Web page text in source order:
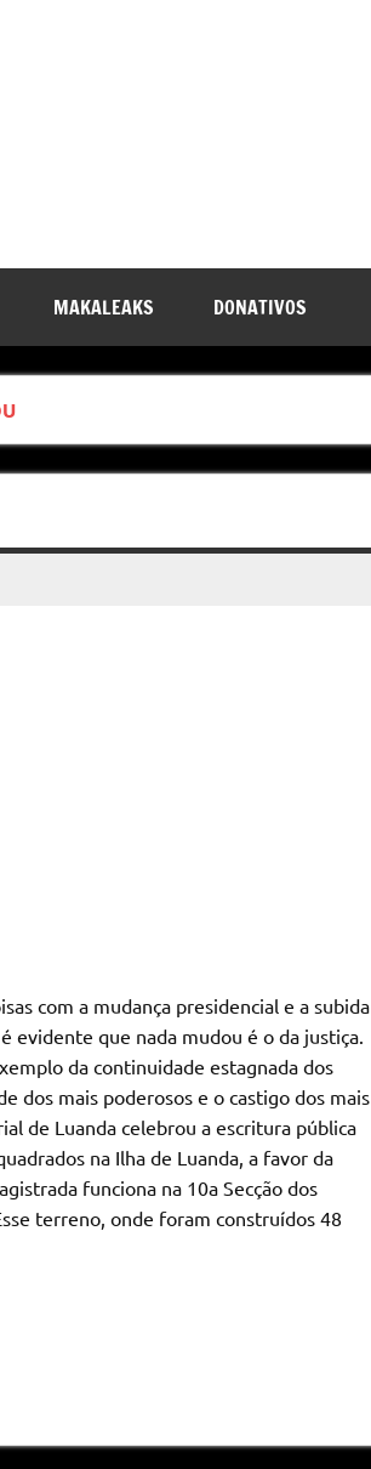
MAKALEAKS DONATIVOS
com a mudança presidencial e a subida
evidente que nada mudou é o da justiça.
da continuidade estagnada dos
dos mais poderosos e o castigo dos mais
de Luanda celebrou a escritura pública
na Ilha de Luanda, a favor da
funciona na 10a Secção dos
terreno, onde foram construídos 48